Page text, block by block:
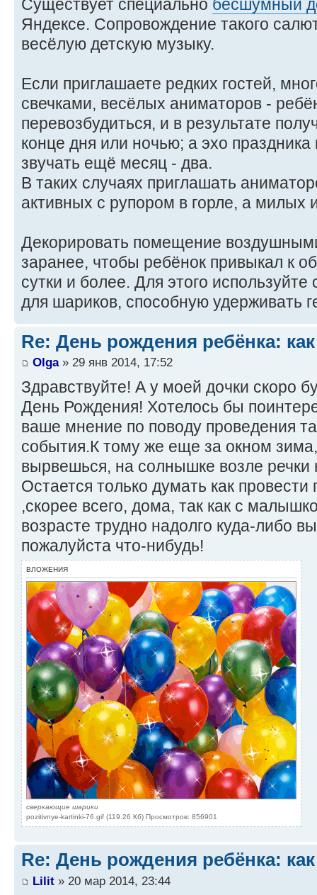
Существует специально бесшумный
Яндексе. Сопровождение такого
весёлую детскую музыку.
Если приглашаете редких гостей,
свечками, весёлых аниматоров -
перевозбудиться, и в результате
конце дня или ночью; а эхо
звучать ещё месяц - два.
В таких случаях приглашать
активных с рупором в горле, а милых
Декорировать помещение
заранее, чтобы ребёнок привыкал к
сутки и более. Для этого
для шариков, способную удерживать
Re: День рождения ребёнка:
Olga» 29 янв 2014, 17:52
Здравствуйте! А у моей дочки скоро
День Рождения! Хотелось бы
ваше мнение по поводу проведения
события.К тому же еще за окном
вырвешься, на солнышке возле
Остается только думать как
,скорее всего, дома, так как с
возрасте трудно надолго куда-либо
пожалуйста что-нибудь!
ВЛОЖЕНИЯ
сверкающие шарики
pozitivnye-kartinki-76.gif (119.26 Кб) Просмотров: 856901
Re: День рождения ребёнка:
Lilit » 20 мар 2014, 23:44